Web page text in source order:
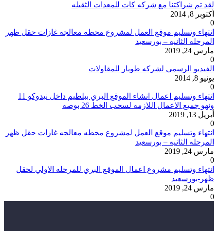
لقد تم شراكتنا مع شركه كات للمعدات الثقيله
أكتوبر 8, 2014
0
انتهاء وتسليم موقع العمل لمشروع محطه معالجه غازات حقل ظهر
المرحله الثانيه – بورسعيد
مارس 24, 2019
0
الفيديو الرسمي لشركه طوبار للمقاولات
يونيو 8, 2014
0
انتهاء وتسليم اعمال انشاء الموقع البري ببلطيم داخل نيدوكو 11
ونهو جميع الاعمال اللازمه لسحب الخط 26 بوصه
أبريل 13, 2019
0
انتهاء وتسليم موقع العمل لمشروع محطه معالجه غازات حقل ظهر
المرحله الثانيه – بورسعيد
مارس 24, 2019
0
انتهاء وتسليم مشروع اعمال الموقع البري للمرحله الاولي لحقل
ظهر-بورسعيد
مارس 24, 2019
0